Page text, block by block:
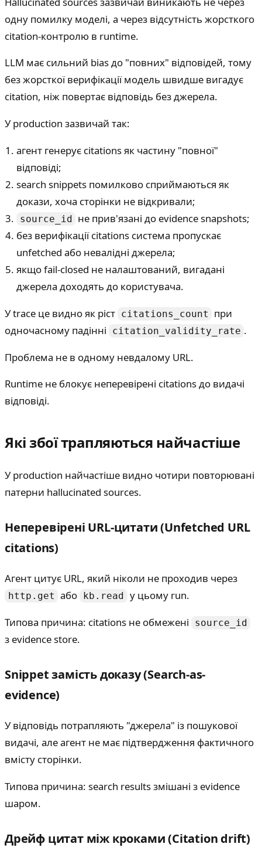
одну помилку моделі, а через відсутність жорсткого
citation-контролю в runtime.
LLM має сильний bias до "повних" відповідей, тому
без жорсткої верифікації модель швидше вигадує
citation, ніж повертає відповідь без джерела.
У production зазвичай так:
агент генерує citations як частину "повної"
відповіді;
search snippets помилково сприймаються як
докази, хоча сторінки не відкривали;
source_id не прив'язані до evidence snapshots;
без верифікації citations система пропускає
unfetched або невалідні джерела;
якщо fail-closed не налаштований, вигадані
джерела доходять до користувача.
У trace це видно як ріст citations_count
при
одночасному падінні
citation_validity_rate .
Проблема не в одному невдалому URL.
Runtime не блокує неперевірені citations до видачі
відповіді.
Які збої трапляються найчастіше
У production найчастіше видно чотири повторювані
патерни hallucinated sources.
Неперевірені URL-цитати (Unfetched URL
citations)
Агент цитує URL, який ніколи не проходив через
http.get або kb.read
у цьому run.
Типова причина: citations не обмежені
source_id
з evidence store.
Snippet замість доказу (Search-as-
evidence)
У відповідь потрапляють "джерела" із пошукової
видачі, але агент не має підтвердження фактичного
вмісту сторінки.
Типова причина: search results змішані з evidence
шаром.
Дрейф цитат між кроками (Citation drift)